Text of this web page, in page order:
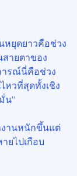
หยุดยาวคือช่วง
ายตาของ
ารณ์นี่คือช่วง
หวที่สุดทั้งเชิง
น”
งานหนักขึ้นแต่
ยไปเกือบ